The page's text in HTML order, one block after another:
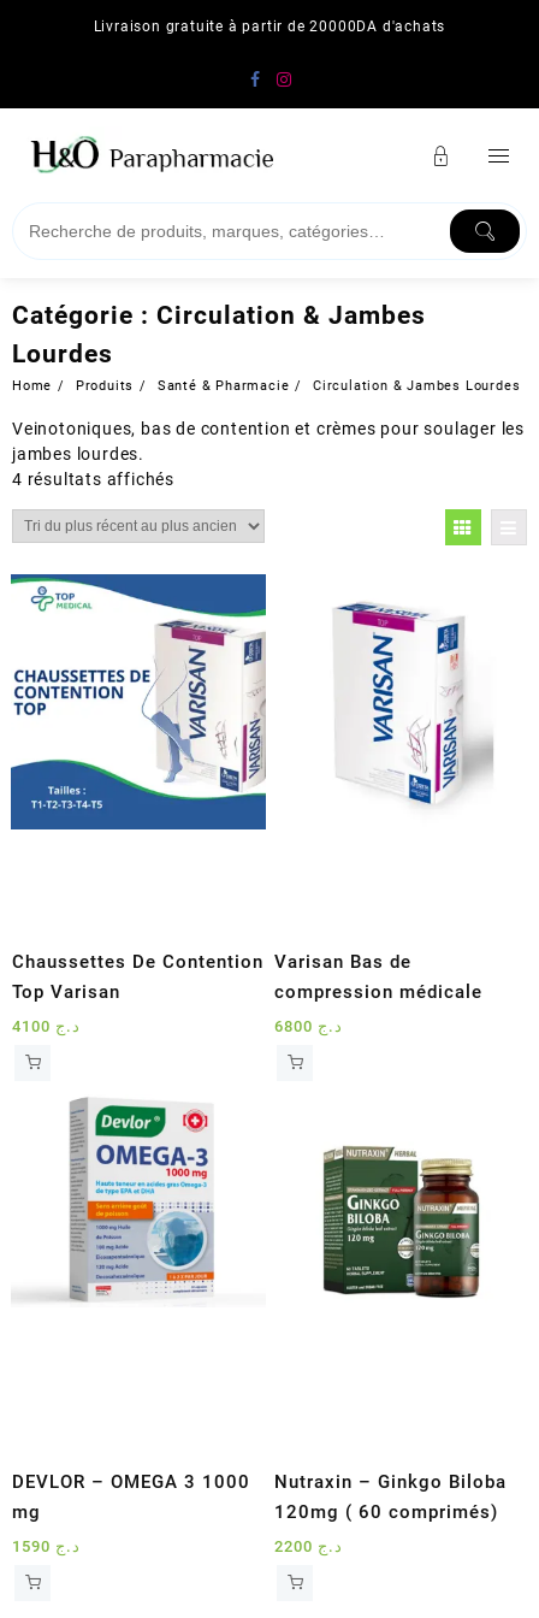
Livraison gratuite à partir de 20000DA d'achats
Catégorie : Circulation & Jambes
Lourdes
Home Produits Santé & Pharmacie Circulation & Jambes Lourdes
Veinotoniques, bas de contention et crèmes pour soulager les
jambes lourdes.
4 résultats affichés
plus
au
plus
ancien
Chaussettes De Contention
Top Varisan
د.ج
Varisan Bas de
compression médicale
د.ج
DEVLOR – OMEGA 3 1000
mg
د.ج
Nutraxin – Ginkgo Biloba
120mg ( 60 comprimés)
د.ج